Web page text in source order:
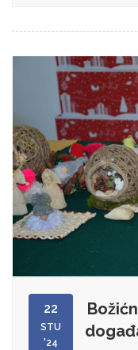
22
STU
'24